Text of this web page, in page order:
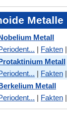
Metalle
Metall
| Fakten |
Metall
| Fakten |
Metall
| Fakten |